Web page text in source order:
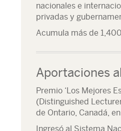
nacionales e
privadas y
Acumula más de
Aportaciones
Premio ‘Los Mejores
(Distinguished
de Ontario, Canadá,
Ingresó al Sistema